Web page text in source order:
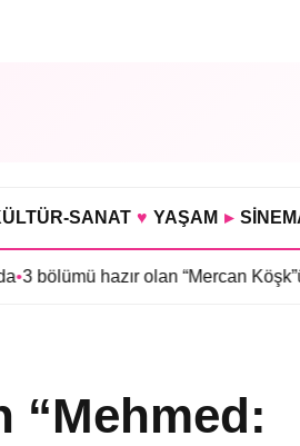
SANAT ♥ YAŞAM ▸
olan “Mercan Köşk”ün afişi
“Mehmed: